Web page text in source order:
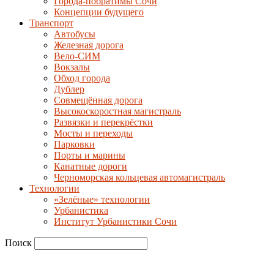
Концепции будущего
Транспорт
Автобусы
Железная дорога
Вело-СИМ
Вокзалы
Обход города
Дублер
Совмещённая дорога
Высокоскоростная магистраль
Развязки и перекрёстки
Мосты и переходы
Парковки
Порты и марины
Канатные дороги
Черноморская кольцевая автомагистраль
Технологии
«Зелёные» технологии
Урбанистика
Институт Урбанистики Сочи
Поиск